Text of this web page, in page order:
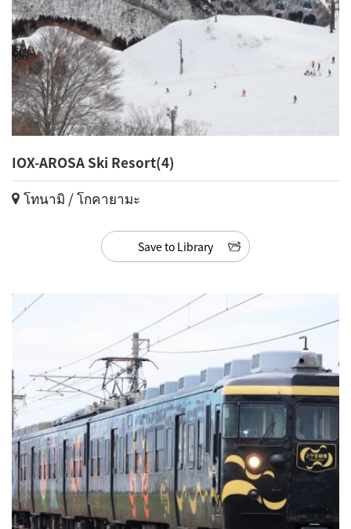
IOX-AROSA Ski Resort(4)
โทนามิ / โกคายามะ
Save to Library